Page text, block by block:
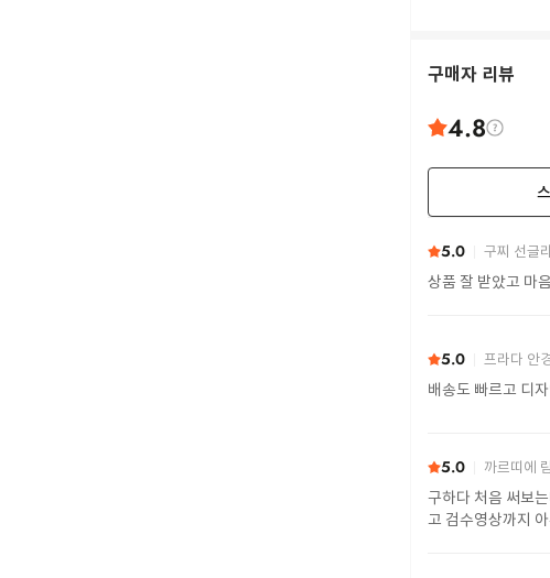
구매자 리뷰
4.8
5.0 구찌 선글
상품 잘 받았고 마
5.0 프라다 안
배송도 빠르고 디
5.0 까르띠에
구하다 처음 써보
고 검수영상까지